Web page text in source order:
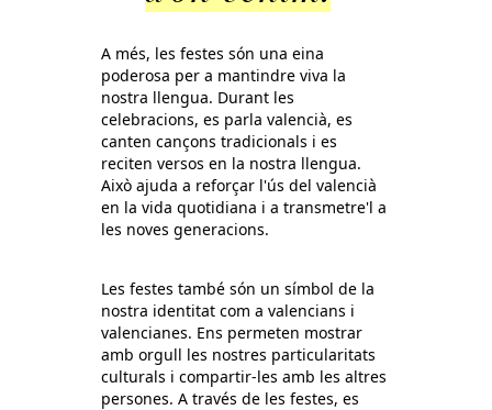
A més, les festes són una eina
poderosa per a mantindre viva la
nostra llengua. Durant les
celebracions, es parla valencià, es
canten cançons tradicionals i es
reciten versos en la nostra llengua.
Això ajuda a reforçar l'ús del valencià
en la vida quotidiana i a transmetre'l a
les noves generacions.
Les festes també són un símbol de la
nostra identitat com a valencians i
valencianes. Ens permeten mostrar
amb orgull les nostres particularitats
culturals i compartir-les amb les altres
persones. A través de les festes, es